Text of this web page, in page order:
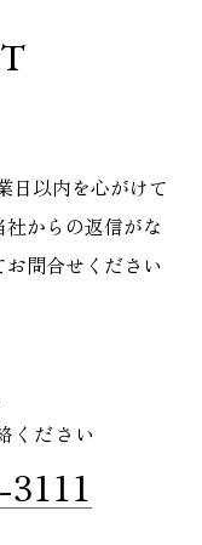
T
日以内を心がけて
からの返信がな
問合せください
ください